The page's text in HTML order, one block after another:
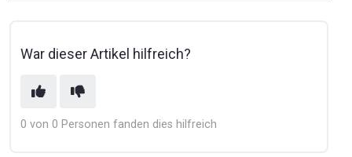
War dieser Artikel hilfreich?
0 von 0 Personen fanden dies hilfreich